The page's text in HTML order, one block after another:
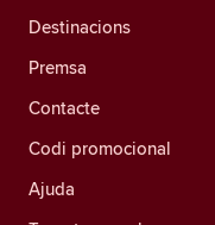
Destinacions
Premsa
Contacte
Codi promocional
Ajuda